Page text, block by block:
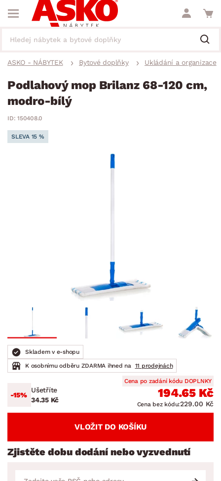
ASKO - NÁBYTEK Bytové doplňky Ukládání a organizace
Podlahový mop Brilanz 68-120 cm,
modro-bílý
ID: 150408.0
SLEVA 15 %
Skladem v e-shopu
K osobnímu odběru ZDARMA ihned na
11 prodejnách
-15%
Ušetříte
34.35 Kč
Cena po zadání kódu DOPLNKY
194.65 Kč
Cena bez kódu:229.00 Kč
VLOŽIT DO KOŠÍKU
Zjistěte dobu dodání nebo vyzvednutí